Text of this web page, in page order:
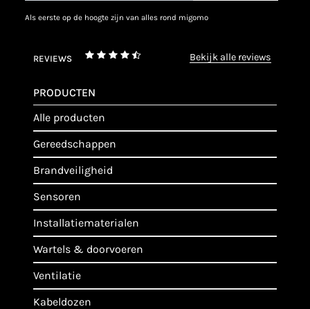
als eerste op de hoogte zijn van alles rond migomo
REVIEWS bekijk alle reviews
PRODUCTEN
alle producten
gereedschappen
brandveiligheid
sensoren
installatiematerialen
wartels & doorvoeren
ventilatie
kabeldozen